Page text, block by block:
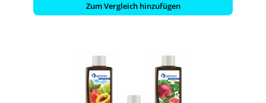
Zum Vergleich hinzufügen